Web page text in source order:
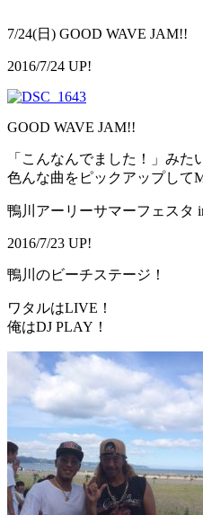
7/24(日) GOOD WAVE JAM!!
2016/7/24 UP!
GOOD WAVE JAM!!
「こんなんでました！」みた
色んな曲をピックアップして
鴨川アーリーサマーフェスタ
2016/7/23 UP!
鴨川のビーチステージ！
ワタルはLIVE！
俺はDJ PLAY！